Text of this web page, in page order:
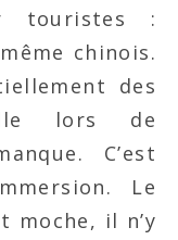
touristes :
chinois.
des
lors de
C’est
Le
moche, il n’y